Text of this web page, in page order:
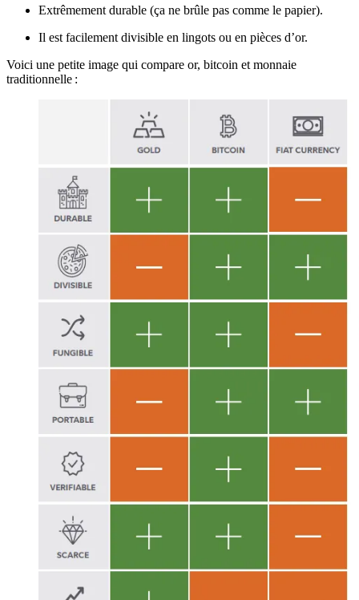
Extrêmement durable (ça ne brûle pas comme le papier).
Il est facilement divisible en lingots ou en pièces d’or.
Voici une petite image qui compare or, bitcoin et monnaie
traditionnelle :